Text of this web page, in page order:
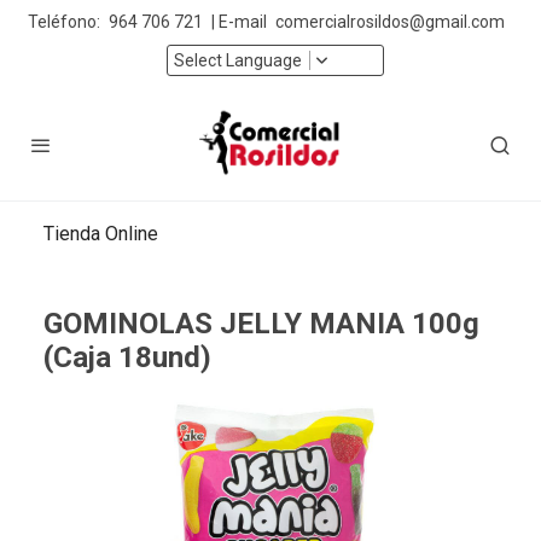
Teléfono: 964 706 721 | E-mail
comercialrosildos@gmail.com
Select Language
Tienda Online
GOMINOLAS JELLY MANIA 100g
(Caja 18und)